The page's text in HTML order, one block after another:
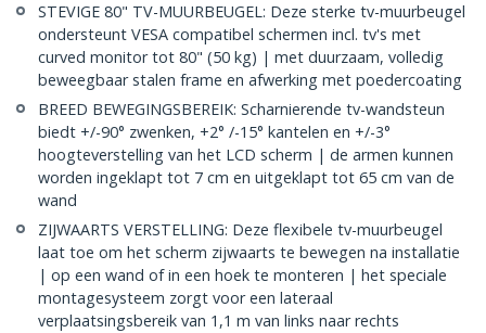
STEVIGE 80" TV-MUURBEUGEL: Deze sterke tv-muurbeugel
ondersteunt VESA compatibel schermen incl. tv's met
curved monitor tot 80" (50 kg) | met duurzaam, volledig
beweegbaar stalen frame en afwerking met poedercoating
BREED BEWEGINGSBEREIK: Scharnierende tv-wandsteun
biedt +/-90° zwenken, +2° /-15° kantelen en +/-3°
hoogteverstelling van het LCD scherm | de armen kunnen
worden ingeklapt tot 7 cm en uitgeklapt tot 65 cm van de
wand
ZIJWAARTS VERSTELLING: Deze flexibele tv-muurbeugel
laat toe om het scherm zijwaarts te bewegen na installatie
| op een wand of in een hoek te monteren | het speciale
montagesysteem zorgt voor een lateraal
verplaatsingsbereik van 1,1 m van links naar rechts